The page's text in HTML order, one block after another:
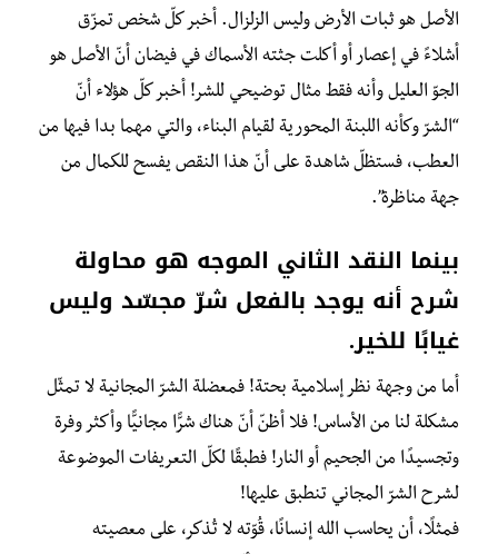
الأصل هو ثبات الأرض وليس الزلزال. أخبر كلّ شخص تمزّق
أشلاءً في إعصار أو أكلت جثته الأسماك في فيضان أنّ الأصل هو
الجوّ العليل وأنه فقط مثال توضيحي للشر! أخبر كلّ هؤلاء أنّ
“الشرّ وكأنه اللبنة المحورية لقيام البناء، والتي مهما بدا فيها من
العطب، فستظلّ شاهدة على أنّ هذا النقص يفسح للكمال من
جهة مناظرة”.
بينما النقد الثاني الموجه هو محاولة
شرح أنه يوجد بالفعل شرّ مجسّد وليس
غيابًا للخير.
أما من وجهة نظر إسلامية بحتة! فمعضلة الشرّ المجانية لا تمثّل
مشكلة لنا من الأساس! فلا أظنّ أنّ هناك شرًّا مجانيًّا وأكثر وفرة
وتجسيدًا من الجحيم أو النار! فطبقًا لكلّ التعريفات الموضوعة
لشرح الشرّ المجاني تنطبق عليها!
فمثلًا، أن يحاسب الله إنسانًا، قُوّته لا تُذكر، على معصيته